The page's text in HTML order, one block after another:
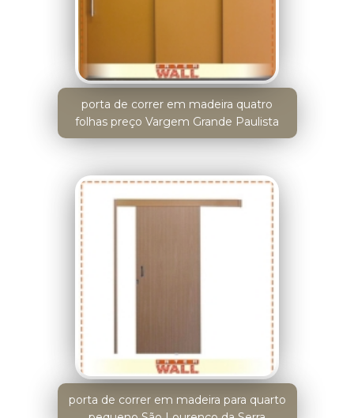
porta de correr em madeira quatro
folhas preço Vargem Grande Paulista
porta de correr em madeira para quarto